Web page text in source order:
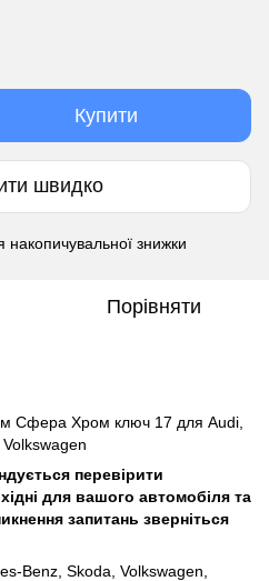
Купити
швидко
накопичувальної знижки
Порівняти
Сфера Хром ключ 17 для Audi,
перевірити
для вашого автомобіля та
запитань зверніться
Benz, Skoda, Volkswagen,